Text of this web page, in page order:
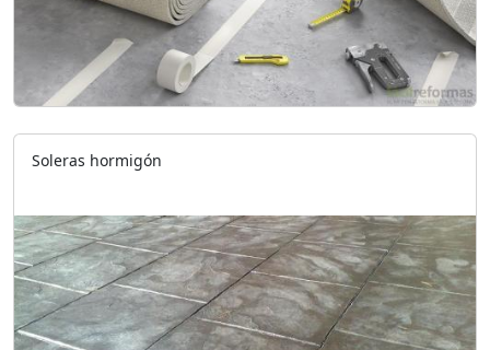
Soleras hormigón